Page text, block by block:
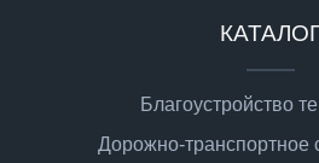
Благоустройство
Дорожно-транспортное